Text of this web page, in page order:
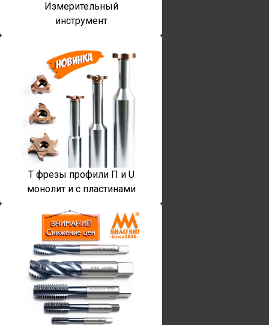
Измерительный
инструмент
T фрезы профили П и U
монолит и с пластинами